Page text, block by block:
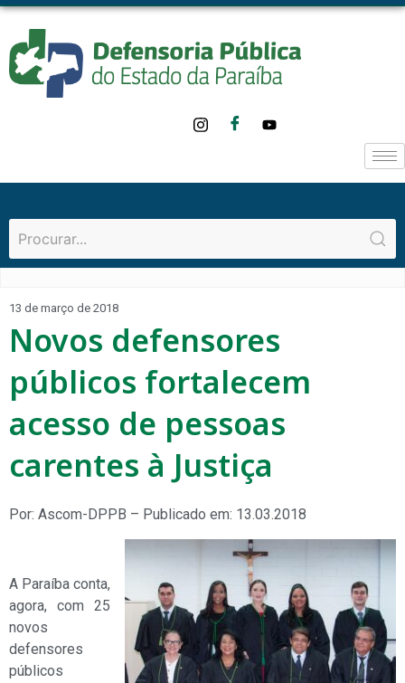
13 de março de 2018
Novos defensores
públicos fortalecem
acesso de pessoas
carentes à Justiça
Por: Ascom-DPPB – Publicado em: 13.03.2018
A Paraíba conta,
agora, com 25
novos
defensores
públicos